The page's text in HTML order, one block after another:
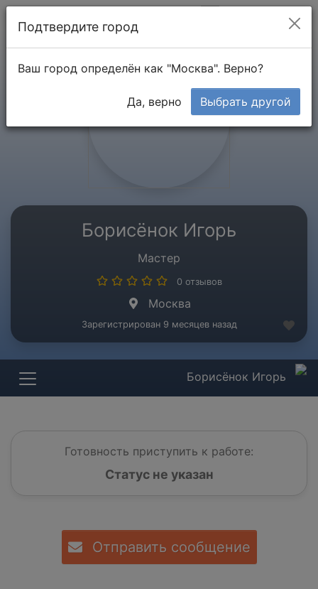
Борисёнок Игорь
Мастер
0 отзывов
Москва
Зарегистрирован 9 месяцев назад
Борисёнок Игорь
Готовность приступить к работе:
Статус не указан
Отправить сообщение
Подтвердите город
Ваш город определён как "Москва". Верно?
Да, верно Выбрать другой